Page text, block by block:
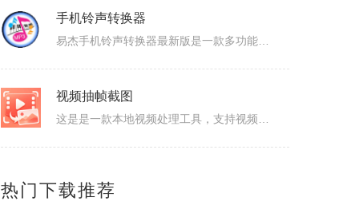
手机铃声转换器
视频抽帧截图
虹盘
热门下载推荐